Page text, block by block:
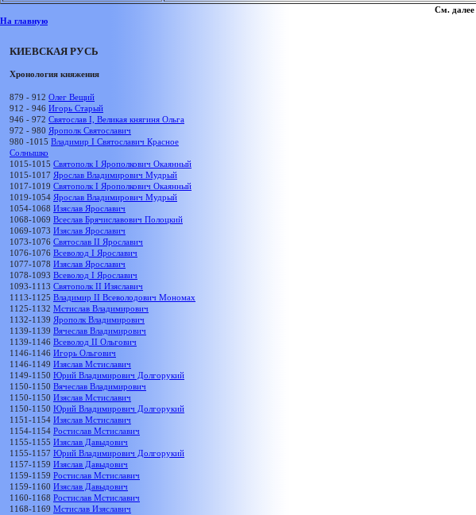
См. далее
На главную
КИЕВСКАЯ РУСЬ
Хронология княжения
879 - 912 Олег Вещий
912 - 946 Игорь Старый
946 - 972 Святослав I, Великая княгиня Ольга
972 - 980 Ярополк Святославич
980 -1015 Владимир I Святославич Красное
Солнышко
1015-1015 Святополк I Ярополкович Окаянный
1015-1017 Ярослав Владимирович Мудрый
1017-1019 Святополк I Ярополкович Окаянный
1019-1054 Ярослав Владимирович Мудрый
1054-1068 Изяслав Ярославич
1068-1069 Всеслав Брячиславович Полоцкий
1069-1073 Изяслав Ярославич
1073-1076 Святослав II Ярославич
1076-1076 Всеволод I Ярославич
1077-1078 Изяслав Ярославич
1078-1093 Всеволод I Ярославич
1093-1113 Святополк II Изяславич
1113-1125 Владимир II Всеволодович Мономах
1125-1132 Мстислав Владимирович
1132-1139 Ярополк Владимирович
1139-1139 Вячеслав Владимирович
1139-1146 Всеволод II Ольгович
1146-1146 Игорь Ольгович
1146-1149 Изяслав Мстиславич
1149-1150 Юрий Владимирович Долгорукий
1150-1150 Вячеслав Владимирович
1150-1150 Изяслав Мстиславич
1150-1150 Юрий Владимирович Долгорукий
1151-1154 Изяслав Мстиславич
1154-1154 Ростислав Мстиславич
1155-1155 Изяслав Давыдович
1155-1157 Юрий Владимирович Долгорукий
1157-1159 Изяслав Давыдович
1159-1159 Ростислав Мстиславич
1159-1160 Изяслав Давыдович
1160-1168 Ростислав Мстиславич
1168-1169 Мстислав Изяславич